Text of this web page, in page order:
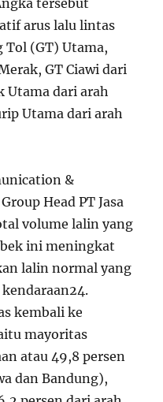
arus lalu lintas
Tol (GT) Utama,
GT Ciawi dari
Utama dari arah
Utama dari arah
&
Head PT Jasa
volume lalin yang
ini meningkat
lalin normal yang
24.
kembali ke
mayoritas
atau 49,8 persen
dan Bandung),